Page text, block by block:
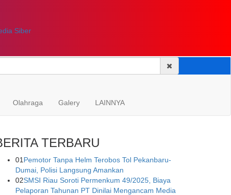
Siber
Olahraga Galery LAINNYA
TERBARU
01 Pemotor Tanpa Helm Terobos Tol Pekanbaru-
Dumai, Polisi Langsung Amankan
02SMSI Riau Soroti Permenkum 49/2025, Biaya
Pelaporan Tahunan PT Dinilai Mengancam Media